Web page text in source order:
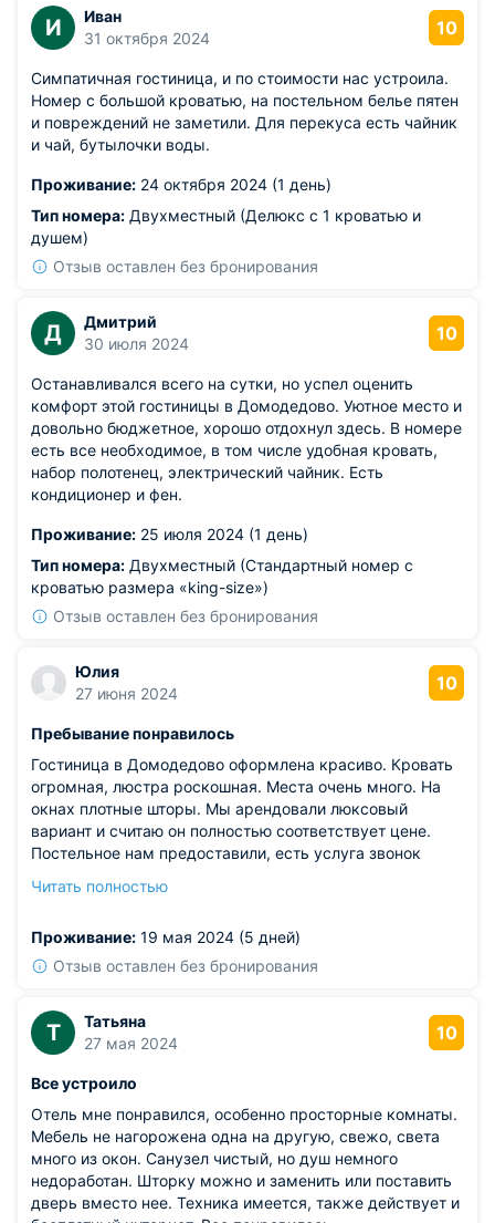
И
Иван
31 октября 2024
10
Симпатичная гостиница, и по стоимости нас устроила.
Номер с большой кроватью, на постельном белье пятен
и повреждений не заметили. Для перекуса есть чайник
и чай, бутылочки воды.
Проживание: 24 октября 2024 (1 день)
Тип номера: Двухместный (Делюкс с 1 кроватью и
душем)
Отзыв оставлен без бронирования
Д
Дмитрий
30 июля 2024
10
Останавливался всего на сутки, но успел оценить
комфорт этой гостиницы в Домодедово. Уютное место и
довольно бюджетное, хорошо отдохнул здесь. В номере
есть все необходимое, в том числе удобная кровать,
набор полотенец, электрический чайник. Есть
кондиционер и фен.
Проживание: 25 июля 2024 (1 день)
Тип номера: Двухместный (Стандартный номер с
кроватью размера «king-size»)
Отзыв оставлен без бронирования
Юлия
27 июня 2024
10
Пребывание понравилось
Гостиница в Домодедово оформлена красиво. Кровать
огромная, люстра роскошная. Места очень много. На
окнах плотные шторы. Мы арендовали люксовый
вариант и считаю он полностью соответствует цене.
Постельное нам предоставили, есть услуга звонок
Гигиенические средства предоставлены, включая и
Кофе машина в номере присутствует для любителей.
Сервис хороший, персонал доброжелательный.
Читать полностью
Проживание: 19 мая 2024 (5 дней)
Отзыв оставлен без бронирования
Т
Татьяна
27 мая 2024
10
Все устроило
Отель мне понравился, особенно просторные комнаты.
Мебель не нагорожена одна на другую, свежо, света
много из окон. Санузел чистый, но душ немного
недоработан. Шторку можно и заменить или поставить
дверь вместо нее. Техника имеется, также действует и